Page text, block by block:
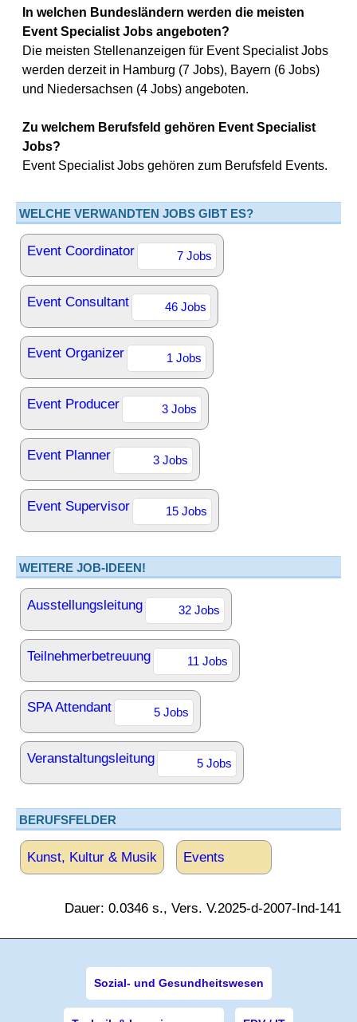
In welchen Bundesländern werden die meisten
Event Specialist Jobs angeboten?
Die meisten Stellenanzeigen für Event Specialist Jobs
werden derzeit in Hamburg (7 Jobs), Bayern (6 Jobs)
und Niedersachsen (4 Jobs) angeboten.
Zu welchem Berufsfeld gehören Event Specialist
Jobs?
Event Specialist Jobs gehören zum Berufsfeld Events.
WELCHE VERWANDTEN JOBS GIBT ES?
Event Coordinator 7 Jobs
Event Consultant 46 Jobs
Event Organizer 1 Jobs
Event Producer 3 Jobs
Event Planner 3 Jobs
Event Supervisor 15 Jobs
WEITERE JOB-IDEEN!
Ausstellungsleitung 32 Jobs
Teilnehmerbetreuung 11 Jobs
SPA Attendant 5 Jobs
Veranstaltungsleitung 5 Jobs
BERUFSFELDER
Kunst, Kultur & Musik Events
Dauer: 0.0346 s., Vers. V.2025-d-2007-Ind-141
Sozial- und Gesundheitswesen